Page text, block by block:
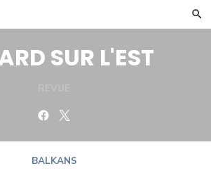
SUR L'EST
Facebook
BALKANS